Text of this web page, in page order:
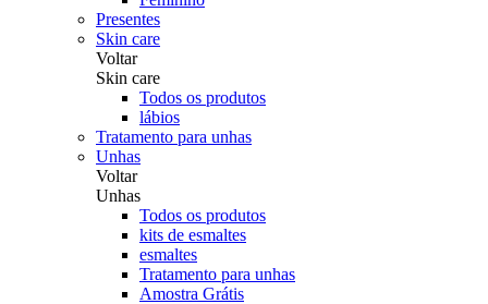
Presentes
Skin care
Voltar
Skin care
Todos os produtos
lábios
Tratamento para unhas
Unhas
Voltar
Unhas
Todos os produtos
kits de esmaltes
esmaltes
Tratamento para unhas
Amostra Grátis